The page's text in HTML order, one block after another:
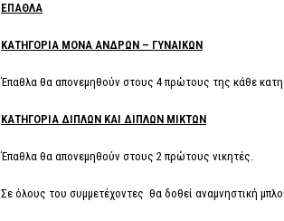
ΕΠΑΘΛΑ
ΚΑΤΗΓΟΡΙΑ ΜΟΝΑ ΑΝΔΡΩΝ – ΓΥΝΑΙΚΩΝ
Έπαθλα θα απονεμηθούν στους 4 πρώτους της κάθε
ΚΑΤΗΓOΡΙΑ ΔΙΠΛΩΝ ΚΑΙ ΔΙΠΛΩΝ ΜΙΚΤΩΝ
Έπαθλα θα απονεμηθούν στους 2 πρώτους νικητές.
Σε όλους του συμμετέχοντες θα δοθεί αναμνηστική